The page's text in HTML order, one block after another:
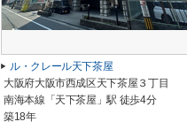
ル・クレール天下茶屋
大阪府大阪市西成区天下茶屋３丁目
南海本線「天下茶屋」駅 徒歩4分
築18年